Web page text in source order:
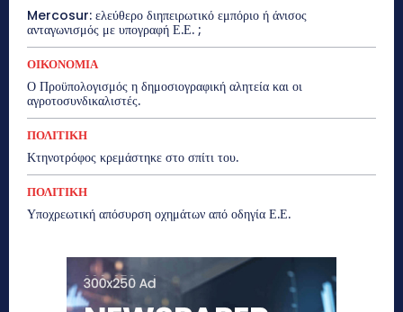
Mercosur: ελεύθερο διηπειρωτικό εμπόριο ή άνισος
ανταγωνισμός με υπογραφή Ε.Ε. ;
ΟΙΚΟΝΟΜΙΑ
Ο Προϋπολογισμός η δημοσιογραφική αλητεία και οι
αγροτοσυνδικαλιστές.
ΠΟΛΙΤΙΚΗ
Κτηνοτρόφος κρεμάστηκε στο σπίτι του.
ΠΟΛΙΤΙΚΗ
Υποχρεωτική απόσυρση οχημάτων από οδηγία Ε.Ε.